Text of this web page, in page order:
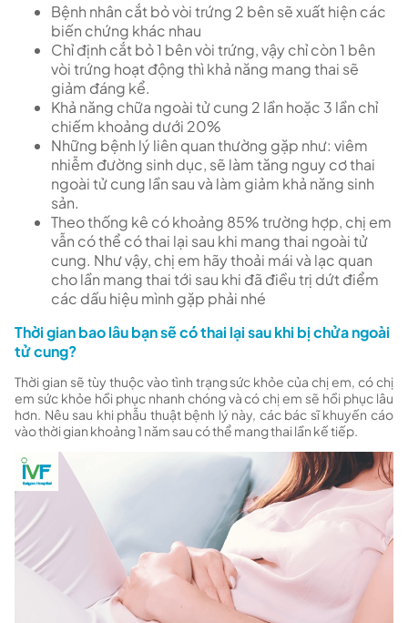
Bệnh nhân cắt bỏ vòi trứng 2 bên sẽ xuất hiện các
biến chứng khác nhau
Chỉ định cắt bỏ 1 bên vòi trứng, vậy chỉ còn 1 bên
vòi trứng hoạt động thì khả năng mang thai sẽ
giảm đáng kể.
Khả năng chữa ngoài tử cung 2 lần hoặc 3 lần chỉ
chiếm khoảng dưới 20%
Những bệnh lý liên quan thường gặp như: viêm
nhiễm đường sinh dục, sẽ làm tăng nguy cơ thai
ngoài tử cung lần sau và làm giảm khả năng sinh
sản.
Theo thống kê có khoảng 85% trường hợp, chị em
vẫn có thể có thai lại sau khi mang thai ngoài tử
cung. Như vậy, chị em hãy thoải mái và lạc quan
cho lần mang thai tới sau khi đã điều trị dứt điểm
các dấu hiệu mình gặp phải nhé
Thời gian bao lâu bạn sẽ có thai lại sau khi bị chửa ngoài
tử cung?
Thời gian sẽ tùy thuộc vào tình trạng sức khỏe của chị em, có chị
em sức khỏe hồi phục nhanh chóng và có chị em sẽ hồi phục lâu
hơn. Nêu sau khi phẫu thuật bệnh lý này, các bác sĩ khuyến cáo
vào thời gian khoảng 1 năm sau có thể mang thai lần kế tiếp.